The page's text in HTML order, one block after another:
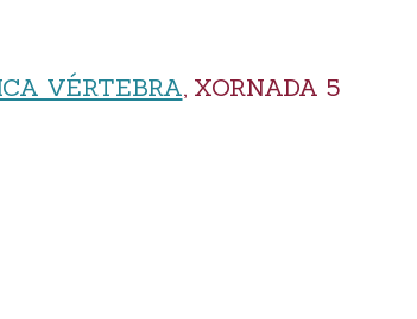
VÉRTEBRA, XORNADA 5